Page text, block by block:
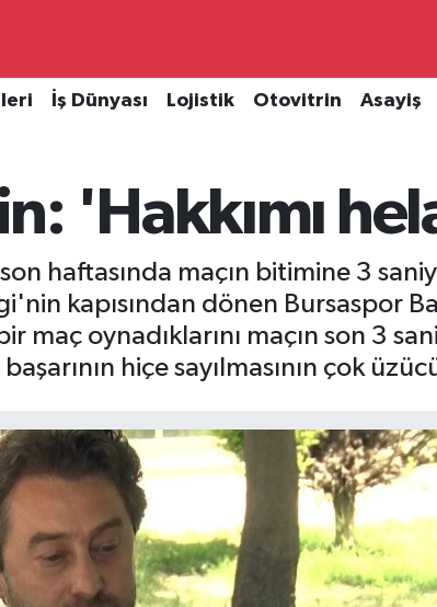
İş Dünyası Lojistik Otovitrin Asayiş
'Hakkımı
haftasında maçın bitimine 3
kapısından dönen Bursaspor
maç oynadıklarını maçın son 3
hiçe sayılmasının çok